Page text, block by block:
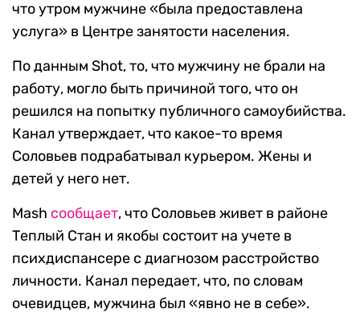
что утром мужчине «была предоставлена
услуга» в Центре занятости населения.
По данным Shot, то, что мужчину не брали на
работу, могло быть причиной того, что он
решился на попытку публичного самоубийства.
Канал утверждает, что какое-то время
Соловьев подрабатывал курьером. Жены и
детей у него нет.
Mash сообщает, что Соловьев живет в районе
Теплый Стан и якобы состоит на учете в
психдиспансере с диагнозом расстройство
личности. Канал передает, что, по словам
очевидцев, мужчина был «явно не в себе».